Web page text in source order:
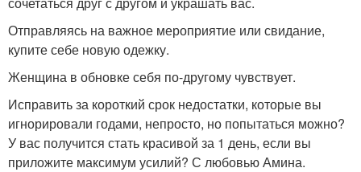
Отправляясь на важное мероприятие или свидание,
купите себе новую одежку.
Женщина в обновке себя по-другому чувствует.
Исправить за короткий срок недостатки, которые вы
игнорировали годами, непросто, но попытаться можно?
У вас получится стать красивой за 1 день, если вы
приложите максимум усилий? С любовью Амина.